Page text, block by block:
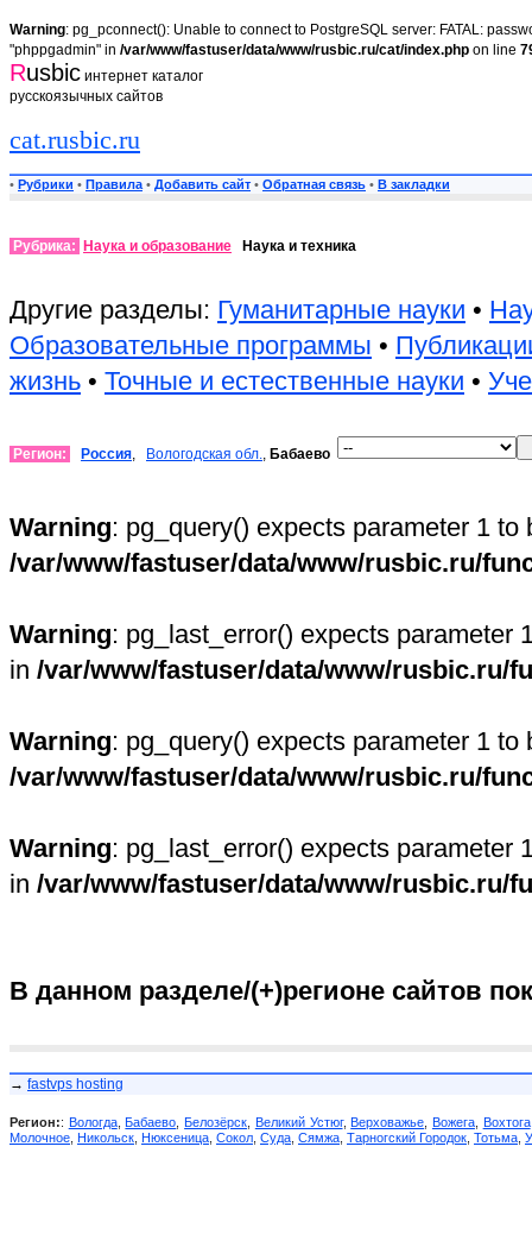
Warning: pg_pconnect(): Unable to connect to PostgreSQL server: FATAL:
"phppgadmin" in /var/www/fastuser/data/www/rusbic.ru/cat/index.php on line
Rusbic интернет каталог
русскоязычных сайтов
cat.rusbic.ru
• Рубрики • Правила • Добавить сайт • Обратная связь • В закладки
Рубрика: Наука и образование Наука и техника
Другие разделы: Гуманитарные науки •
Образовательные программы •
жизнь • Точные и естественные науки •
Регион: Россия, Вологодская обл., Бабаево
Warning: pg_query() expects parameter 1
/var/www/fastuser/data/www/rusbic.ru/
Warning: pg_last_error() expects parameter
in /var/www/fastuser/data/www/rusbic.ru/
Warning: pg_query() expects parameter 1
/var/www/fastuser/data/www/rusbic.ru/
Warning: pg_last_error() expects parameter
in /var/www/fastuser/data/www/rusbic.ru/
В данном разделе/(+)регионе сайтов
→ fastvps hosting
Регион:: Вологда,Бабаево ,Белозёрск Великий Устюг,Верховажье Вожега, Вохтога
Молочное Никольск Нюксеница Сокол Суда Сямжа Тарногский Городок Тотьма